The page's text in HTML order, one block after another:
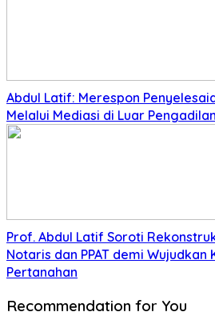
Abdul Latif: Merespon
Melalui Mediasi di Luar
Prof. Abdul Latif Soroti
Notaris dan PPAT demi Wujudkan
Pertanahan
Recommendation for You